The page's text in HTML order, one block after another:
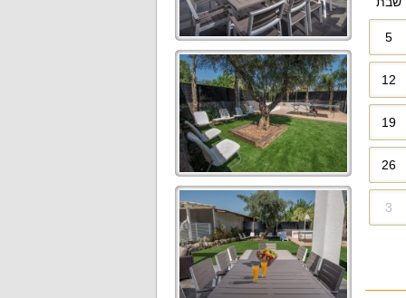
5
12
19
26
3